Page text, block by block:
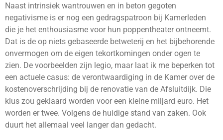
Naast intrinsiek wantrouwen en in beton gegoten
negativisme is er nog een gedragspatroon bij Kamerleden
die je het enthousiasme voor hun poppentheater ontneemt.
Dat is de op niets gebaseerde betweterij en het bijbehorende
onvermogen om de eigen tekortkomingen onder ogen te
zien. De voorbeelden zijn legio, maar laat ik me beperken tot
een actuele casus: de verontwaardiging in de Kamer over de
kostenoverschrijding bij de renovatie van de Afsluitdijk. Die
klus zou geklaard worden voor een kleine miljard euro. Het
worden er twee. Volgens de huidige stand van zaken. Ook
duurt het allemaal veel langer dan gedacht.